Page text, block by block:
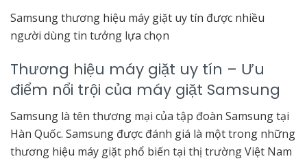
Samsung thương hiệu máy giặt uy tín được nhiều
người dùng tin tưởng lựa chọn
Thương hiệu máy giặt uy tín – Ưu
điểm nổi trội của máy giặt Samsung
Samsung là tên thương mại của tập đoàn Samsung tại
Hàn Quốc. Samsung được đánh giá là một trong những
thương hiệu máy giặt phổ biến tại thị trường Việt Nam